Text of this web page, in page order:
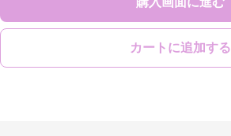
カートに追加する